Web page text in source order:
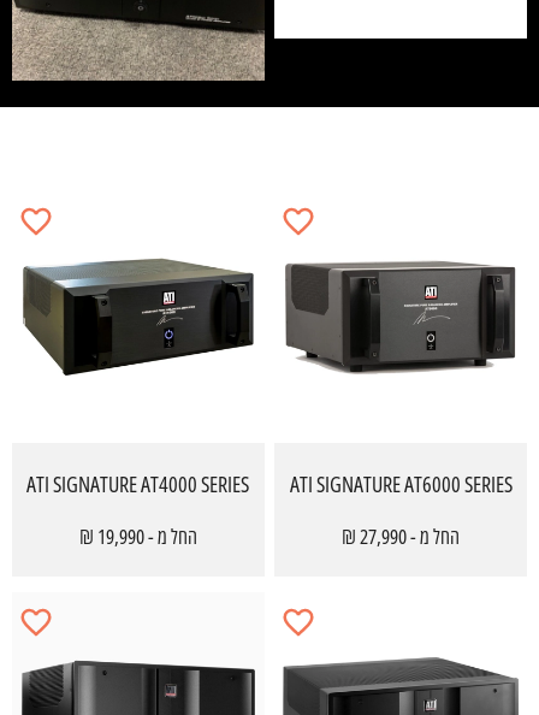
ATI SIGNATURE AT6000 SERIES
החל מ - 27,990 ₪
ATI SIGNATURE AT4000 SERIES
החל מ - 19,990 ₪